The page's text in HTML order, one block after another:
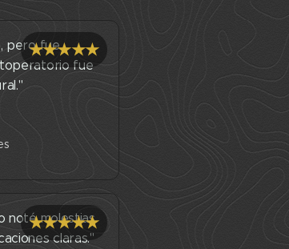
estético
★★★★★
pero fue
fue
ocultos: anestesia local; mínima
★★★★★
noté molestias.
claras."